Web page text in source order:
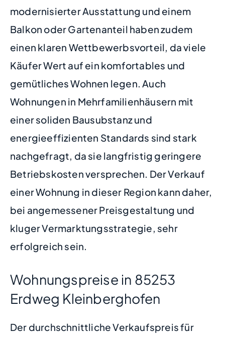
modernisierter Ausstattung und einem
Balkon oder Gartenanteil haben zudem
einen klaren Wettbewerbsvorteil, da viele
Käufer Wert auf ein komfortables und
gemütliches Wohnen legen. Auch
Wohnungen in Mehrfamilienhäusern mit
einer soliden Bausubstanz und
energieeffizienten Standards sind stark
nachgefragt, da sie langfristig geringere
Betriebskosten versprechen. Der Verkauf
einer Wohnung in dieser Region kann daher,
bei angemessener Preisgestaltung und
kluger Vermarktungsstrategie, sehr
erfolgreich sein.
Wohnungspreise in 85253
Erdweg Kleinberghofen
Der durchschnittliche Verkaufspreis für